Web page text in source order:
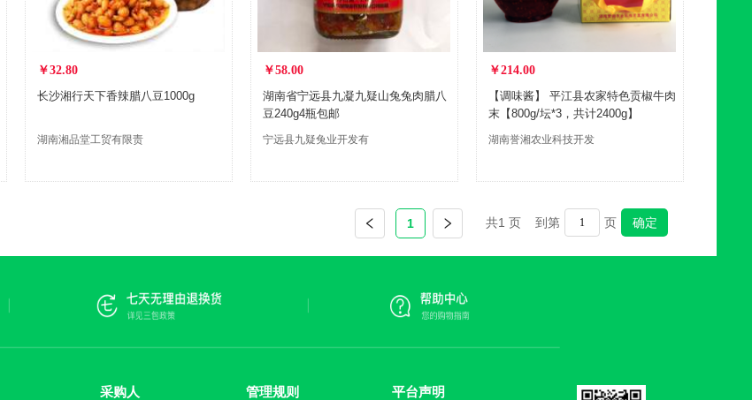
￥32.80
长沙湘行天下香辣腊八豆1000g
湖南湘品堂工贸有限责
￥58.00
湖南省宁远县九凝九疑山兔兔肉腊八
豆240g4瓶包邮
宁远县九疑兔业开发有
￥214.00
【调味酱】 平江县农家特色贡椒牛肉
末【800g/坛*3，共计2400g】
湖南誉湘农业科技开发
1 共1 页 到第 页 确定
采购人 管理规则 平台声明